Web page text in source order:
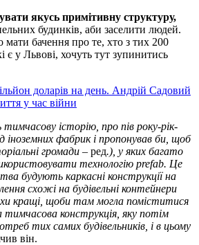
якусь примітивну структуру,
будинків, аби заселити людей.
мати бачення про те, хто з тих 200
є у Львові, хочуть тут зупинитись
доларів на день. Андрій Садовий
у час війни
історію, про пів року-рік-
іноземних фабрик і пропонував би, щоб
громади – ред.), у яких багато
технологію prefab. Це
будують каркасні конструкції на
схожі на будівельні контейнери
кращі, щоби там могла поміститися
тимчасова конструкція, яку потім
тих самих будівельників, і в цьому
він.